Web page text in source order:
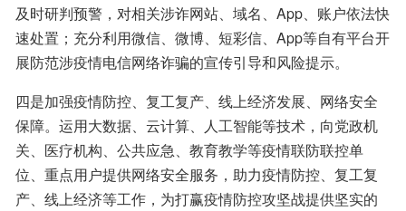
及时研判预警，对相关涉诈网站、域名、App、账户依法快
速处置；充分利用微信、微博、短彩信、App等自有平台开
展防范涉疫情电信网络诈骗的宣传引导和风险提示。
四是加强疫情防控、复工复产、线上经济发展、网络安全
保障。运用大数据、云计算、人工智能等技术，向党政机
关、医疗机构、公共应急、教育教学等疫情联防联控单
位、重点用户提供网络安全服务，助力疫情防控、复工复
产、线上经济等工作，为打赢疫情防控攻坚战提供坚实的